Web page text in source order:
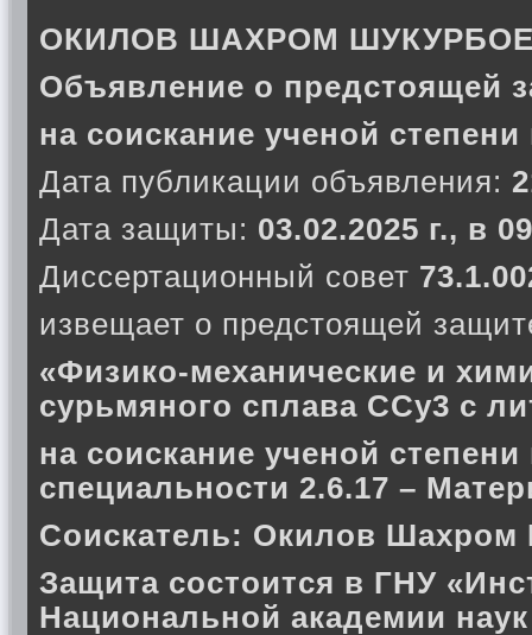
ОКИЛОВ ШАХРОМ
Объявление о предстоящей
на соискание ученой
Дата публикации объявления:
Дата защиты: 03.02.2025 г., в
Диссертационный совет
извещает о предстоящей
«Физико-механические и
сурьмяного сплава ССу3 с
на соискание ученой
специальности 2.6.17 –
Соискатель: Окилов Шахром
Защита состоится в ГНУ
Национальной академии